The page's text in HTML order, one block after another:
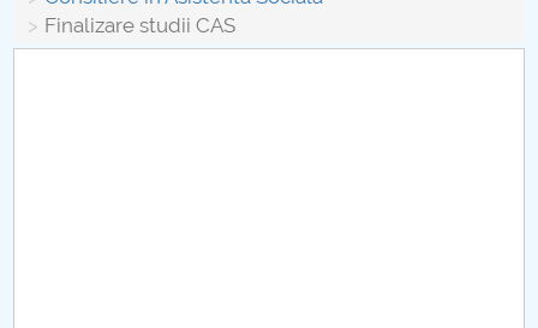
Finalizare studii CAS